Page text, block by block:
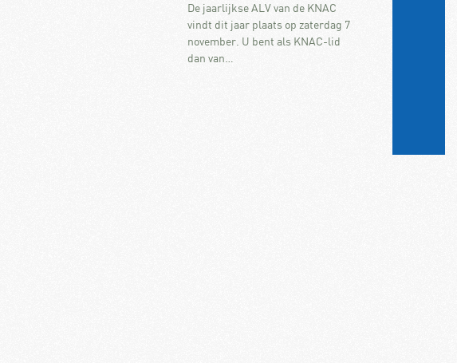
De jaarlijkse ALV van de KNAC
vindt dit jaar plaats op zaterdag 7
november. U bent als KNAC-lid
dan van…